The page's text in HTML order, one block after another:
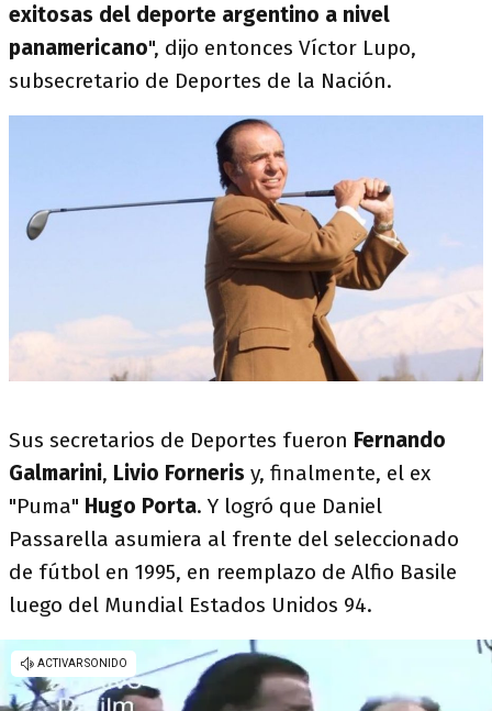
exitosas del deporte argentino a nivel
panamericano", dijo entonces Víctor Lupo,
subsecretario de Deportes de la Nación.
Sus secretarios de Deportes fueron Fernando
Galmarini, Livio Forneris y, finalmente, el ex
"Puma" Hugo Porta. Y logró que Daniel
Passarella asumiera al frente del seleccionado
de fútbol en 1995, en reemplazo de Alfio Basile
luego del Mundial Estados Unidos 94.